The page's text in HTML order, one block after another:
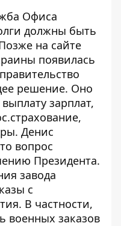
Офиса
должны быть
на сайте
появилась
решение. Оно
выплату зарплат,
Денис
вопрос
Президента.
завода
с
В частности,
военных заказов